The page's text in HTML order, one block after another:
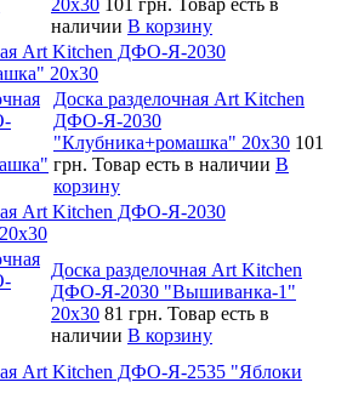
наличии В корзину
Art Kitchen ДФО-Я-2030
20х30
Доска разделочная Art Kitchen
ДФО-Я-2030
"Клубника+ромашка" 20х30 101
грн. Товар есть в наличии В
корзину
Art Kitchen ДФО-Я-2030
Доска разделочная Art Kitchen
ДФО-Я-2030 "Вышиванка-1"
20х30 81 грн. Товар есть в
наличии В корзину
Art Kitchen ДФО-Я-2535 "Яблоки